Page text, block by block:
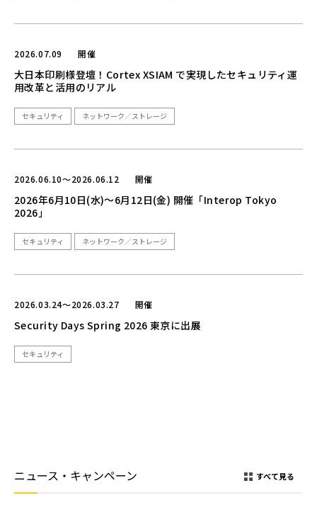
2026.07.09 開催
大日本印刷様登壇！Cortex XSIAM で実現したセキュリティ運
用改革と活用のリアル
セキュリティ ネットワーク／ストレージ
2026.06.10～2026.06.12 開催
2026年6月10日(水)～6月12日(金) 開催「Interop Tokyo
2026」
セキュリティ ネットワーク／ストレージ
2026.03.24～2026.03.27 開催
Security Days Spring 2026 東京に出展
セキュリティ
ニュース・キャンペーン すべて見る